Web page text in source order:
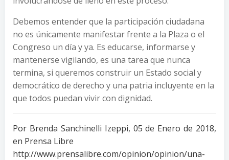
Debemos entender que la participación ciudadana
no es únicamente manifestar frente a la Plaza o el
Congreso un día y ya. Es educarse, informarse y
mantenerse vigilando, es una tarea que nunca
termina, si queremos construir un Estado social y
democrático de derecho y una patria incluyente en la
que todos puedan vivir con dignidad.
Por Brenda Sanchinelli Izeppi, 05 de Enero de 2018,
en Prensa Libre
http://www.prensalibre.com/opinion/opinion/una-